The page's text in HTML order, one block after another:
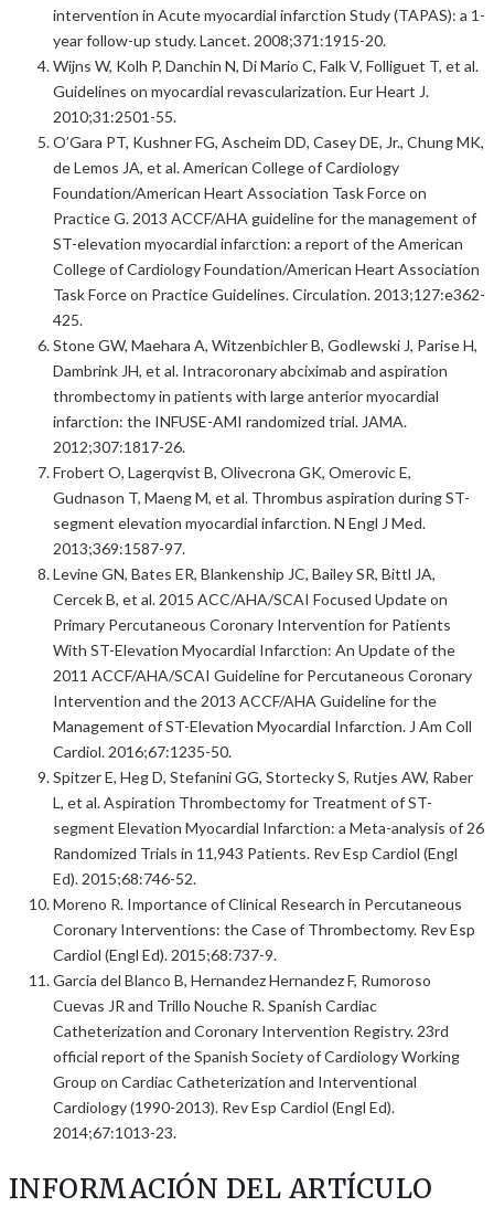
intervention in Acute myocardial infarction Study (TAPAS): a 1-
year follow-up study. Lancet. 2008;371:1915-20.
Wijns W, Kolh P, Danchin N, Di Mario C, Falk V, Folliguet T, et al.
Guidelines on myocardial revascularization. Eur Heart J.
2010;31:2501-55.
O’Gara PT, Kushner FG, Ascheim DD, Casey DE, Jr., Chung MK,
de Lemos JA, et al. American College of Cardiology
Foundation/American Heart Association Task Force on
Practice G. 2013 ACCF/AHA guideline for the management of
ST-elevation myocardial infarction: a report of the American
College of Cardiology Foundation/American Heart Association
Task Force on Practice Guidelines. Circulation. 2013;127:e362-
425.
Stone GW, Maehara A, Witzenbichler B, Godlewski J, Parise H,
Dambrink JH, et al. Intracoronary abciximab and aspiration
thrombectomy in patients with large anterior myocardial
infarction: the INFUSE-AMI randomized trial. JAMA.
2012;307:1817-26.
Frobert O, Lagerqvist B, Olivecrona GK, Omerovic E,
Gudnason T, Maeng M, et al. Thrombus aspiration during ST-
segment elevation myocardial infarction. N Engl J Med.
2013;369:1587-97.
Levine GN, Bates ER, Blankenship JC, Bailey SR, Bittl JA,
Cercek B, et al. 2015 ACC/AHA/SCAI Focused Update on
Primary Percutaneous Coronary Intervention for Patients
With ST-Elevation Myocardial Infarction: An Update of the
2011 ACCF/AHA/SCAI Guideline for Percutaneous Coronary
Intervention and the 2013 ACCF/AHA Guideline for the
Management of ST-Elevation Myocardial Infarction. J Am Coll
Cardiol. 2016;67:1235-50.
Spitzer E, Heg D, Stefanini GG, Stortecky S, Rutjes AW, Raber
L, et al. Aspiration Thrombectomy for Treatment of ST-
segment Elevation Myocardial Infarction: a Meta-analysis of 26
Randomized Trials in 11,943 Patients. Rev Esp Cardiol (Engl
Ed). 2015;68:746-52.
Moreno R. Importance of Clinical Research in Percutaneous
Coronary Interventions: the Case of Thrombectomy. Rev Esp
Cardiol (Engl Ed). 2015;68:737-9.
Garcia del Blanco B, Hernandez Hernandez F, Rumoroso
Cuevas JR and Trillo Nouche R. Spanish Cardiac
Catheterization and Coronary Intervention Registry. 23rd
official report of the Spanish Society of Cardiology Working
Group on Cardiac Catheterization and Interventional
Cardiology (1990-2013). Rev Esp Cardiol (Engl Ed).
2014;67:1013-23.
INFORMACIÓN DEL ARTÍCULO